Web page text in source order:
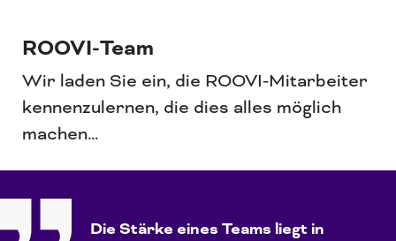
ROOVI-Team
Wir laden Sie ein, die ROOVI-Mitarbeiter
kennenzulernen, die dies alles möglich
machen…
Die Stärke eines Teams liegt in